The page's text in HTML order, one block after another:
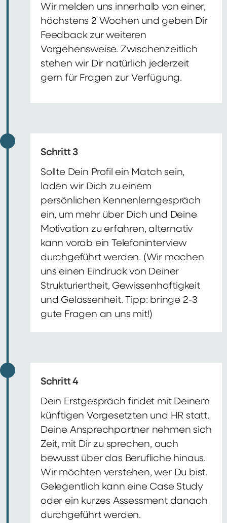
Wir melden uns innerhalb von einer,
höchstens 2 Wochen und geben Dir
Feedback zur weiteren
Vorgehensweise. Zwischenzeitlich
stehen wir Dir natürlich jederzeit
gern für Fragen zur Verfügung.
Schritt 3
Sollte Dein Profil ein Match sein,
laden wir Dich zu einem
persönlichen Kennenlerngespräch
ein, um mehr über Dich und Deine
Motivation zu erfahren, alternativ
kann vorab ein Telefoninterview
durchgeführt werden. (Wir machen
uns einen Eindruck von Deiner
Strukturiertheit, Gewissenhaftigkeit
und Gelassenheit. Tipp: bringe 2-3
gute Fragen an uns mit!)
Schritt 4
Dein Erstgespräch findet mit Deinem
künftigen Vorgesetzten und HR statt.
Deine Ansprechpartner nehmen sich
Zeit, mit Dir zu sprechen, auch
bewusst über das Berufliche hinaus.
Wir möchten verstehen, wer Du bist.
Gelegentlich kann eine Case Study
oder ein kurzes Assessment danach
durchgeführt werden.